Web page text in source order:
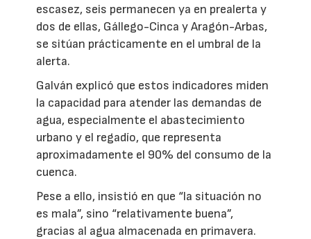
escasez, seis permanecen ya en prealerta y
dos de ellas, Gállego-Cinca y Aragón-Arbas,
se sitúan prácticamente en el umbral de la
alerta.
Galván explicó que estos indicadores miden
la capacidad para atender las demandas de
agua, especialmente el abastecimiento
urbano y el regadío, que representa
aproximadamente el 90% del consumo de la
cuenca.
Pese a ello, insistió en que “la situación no
es mala”, sino “relativamente buena”,
gracias al agua almacenada en primavera.